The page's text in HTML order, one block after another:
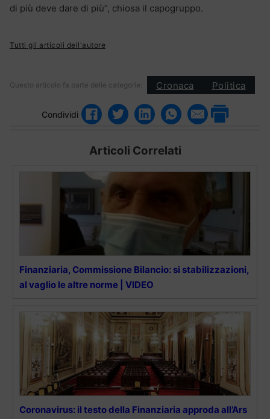
di più deve dare di più”, chiosa il capogruppo.
Tutti gli articoli dell'autore
Questo articolo fa parte delle categorie: Cronaca Politica
Condividi
Articoli Correlati
Finanziaria, Commissione Bilancio: si stabilizzazioni,
al vaglio le altre norme | VIDEO
Coronavirus: il testo della Finanziaria approda all’Ars